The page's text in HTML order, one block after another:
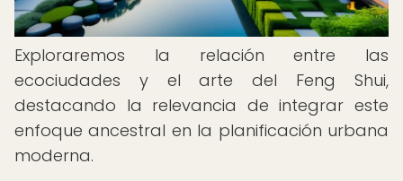
Exploraremos la relación entre las
ecociudades y el arte del Feng Shui,
destacando la relevancia de integrar este
enfoque ancestral en la planificación urbana
moderna.